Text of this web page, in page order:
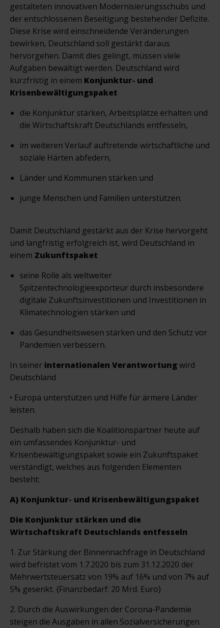
gestalteten innovativen Modernisierungsschubs und
der entschlossenen Beseitigung bestehender Defizite.
Diese Krise wird einschneidende Veränderungen
bewirken, Deutschland soll gestärkt daraus
hervorgehen. Damit dies gelingt, müssen viele
Aufgaben bewältigt werden. Deutschland wird
kurzfristig in einem Konjunktur- und
Krisenbewältigungspaket
die Konjunktur stärken, Arbeitsplätze erhalten und
die Wirtschaftskraft Deutschlands entfesseln,
im weiteren Verlauf auftretende wirtschaftliche und
soziale Härten abfedern,
Länder und Kommunen stärken und
junge Menschen und Familien unterstützen.
Damit Deutschland gestärkt aus der Krise hervorgeht
und langfristig erfolgreich ist, wird Deutschland in
einem Zukunftspaket
seine Rolle als weltweiter
Spitzentechnologieexporteur durch insbesondere
digitale Zukunftsinvestitionen und Investitionen in
Klimatechnologien stärken und
das Gesundheitswesen stärken und den Schutz vor
Pandemien verbessern.
In seiner internationalen Verantwortungwird
Deutschland
• Europa unterstützen und Hilfe für ärmere Länder
leisten.
Deshalb haben sich die Koalitionspartner heute auf
ein umfassendes Konjunktur- und
Krisenbewältigungspaket sowie ein Zukunftspaket
verständigt, welches aus folgenden Elementen
besteht:
A) Konjunktur- und Krisenbewältigungspaket
Die Konjunktur stärken und die
Wirtschaftskraft Deutschlands entfesseln
1. Zur Stärkung der Binnennachfrage in Deutschland
wird befristet vom 1.7.2020 bis zum 31.12.2020 der
Mehrwertsteuersatz von 19% auf 16% und von 7% auf
5% gesenkt. {Finanzbedarf: 20 Mrd. Euro}
2. Durch die Auswirkungen der Corona-Pandemie
steigen die Ausgaben in allen Sozialversicherungen.